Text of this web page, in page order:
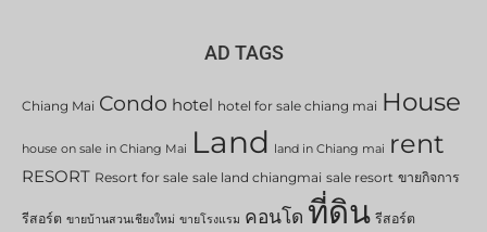
AD TAGS
Chiang Mai Condo hotel hotel for sale chiang mai House
house on sale in Chiang Mai Land land in Chiang mai rent
RESORT Resort for sale sale land chiangmai sale resort ขายกิจการ
รีสอร์ต ขายบ้านสวนเชียงใหม่ ขายโรงแรม คอนโด ที่ดิน รีสอร์ต